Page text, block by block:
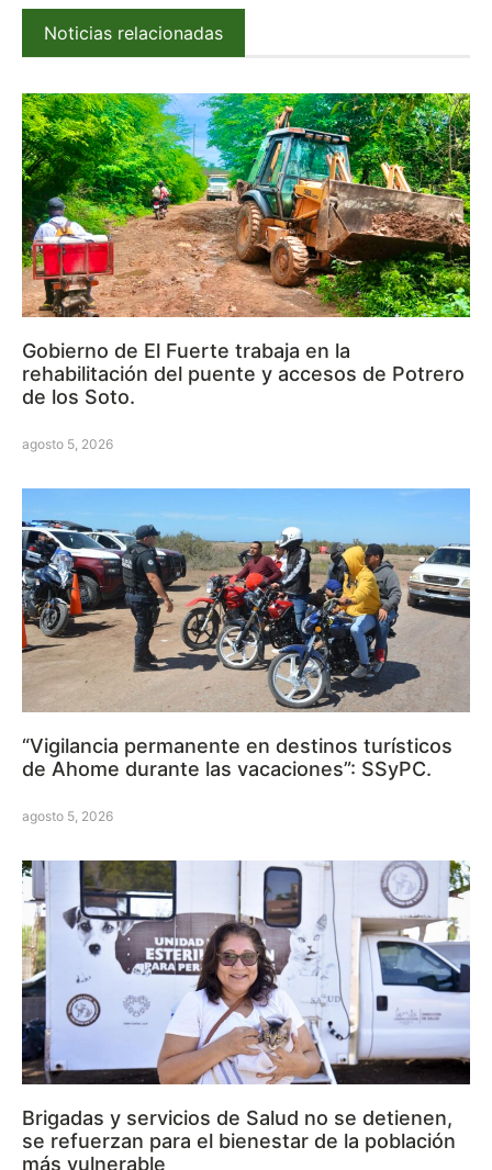
Noticias relacionadas
Gobierno de El Fuerte trabaja en la
rehabilitación del puente y accesos de Potrero
de los Soto.
agosto 5, 2026
“Vigilancia permanente en destinos turísticos
de Ahome durante las vacaciones”: SSyPC.
agosto 5, 2026
Brigadas y servicios de Salud no se detienen,
se refuerzan para el bienestar de la población
más vulnerable